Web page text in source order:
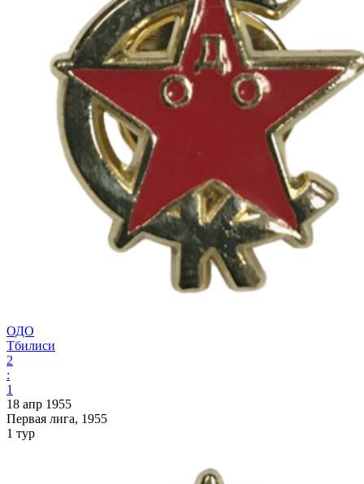
ОДО
Тбилиси
2
:
1
18 апр 1955
Первая лига, 1955
1 тур